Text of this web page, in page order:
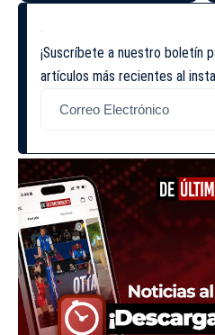
¡Suscríbete a nuestro boletín
artículos más recientes al